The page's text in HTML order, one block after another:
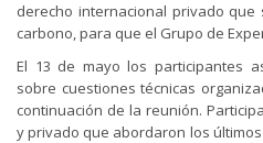
derecho internacional privado
carbono, para que el Grupo de
El 13 de mayo los participantes
sobre cuestiones técnicas
continuación de la reunión.
y privado que abordaron los